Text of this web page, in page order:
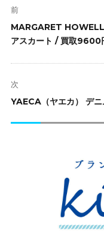
稿
ナ
ビ
ー
シ
ョ
ン
前
前
の
MARGARET HOWELL
アスカート / 買取9600
次
次
YAECA（ヤエカ） デ